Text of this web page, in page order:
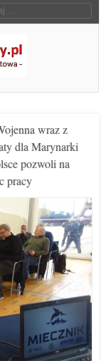
wraz z
dla Marynarki
pozwoli na
pracy